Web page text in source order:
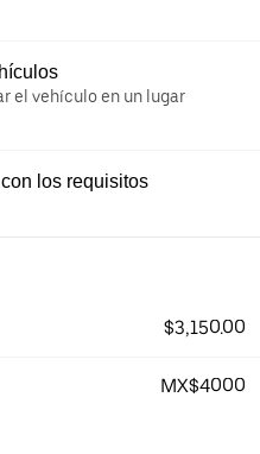
el vehículo en un lugar
los requisitos
$3,150.00
MX$4000